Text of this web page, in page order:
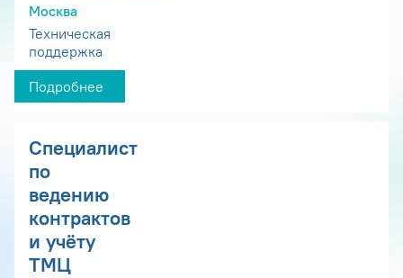
Москва
Техническая
поддержка
Подробнее
Специалист
по
ведению
контрактов
и учёту
ТМЦ